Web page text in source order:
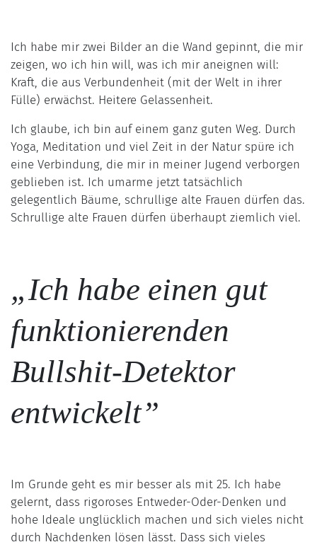
Ich habe mir zwei Bilder an die Wand gepinnt, die mir
zeigen, wo ich hin will, was ich mir aneignen will:
Kraft, die aus Verbundenheit (mit der Welt in ihrer
Fülle) erwächst. Heitere Gelassenheit.
Ich glaube, ich bin auf einem ganz guten Weg. Durch
Yoga, Meditation und viel Zeit in der Natur spüre ich
eine Verbindung, die mir in meiner Jugend verborgen
geblieben ist. Ich umarme jetzt tatsächlich
gelegentlich Bäume, schrullige alte Frauen dürfen das.
Schrullige alte Frauen dürfen überhaupt ziemlich viel.
„Ich habe einen gut
funktionierenden
Bullshit-Detektor
entwickelt”
Im Grunde geht es mir besser als mit 25. Ich habe
gelernt, dass rigoroses Entweder-Oder-Denken und
hohe Ideale unglücklich machen und sich vieles nicht
durch Nachdenken lösen lässt. Dass sich vieles